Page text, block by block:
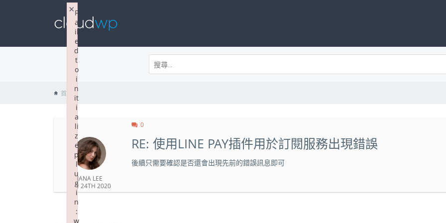
首頁
JANA LEE
2 月 24TH 2020
0
RE: 使用LINE PAY插件用於訂閱服務出現錯誤
後續只需要確認是否還會出現先前的錯誤訊息即可
F
a
il
e
d
t
o
i
n
it
i
a
li
z
e
p
l
u
g
i
n
:
w
×